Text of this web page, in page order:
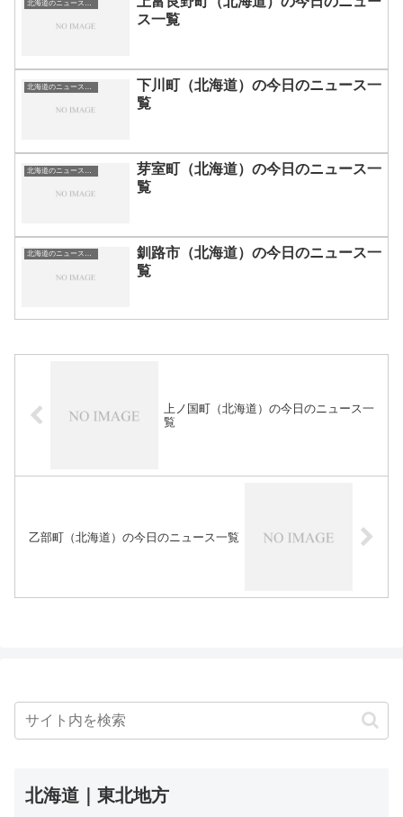
ス一覧
下川町（北海道）の今日のニュース一
覧
芽室町（北海道）の今日のニュース一
覧
北海道のニュース一覧
釧路市（北海道）の今日のニュース一
覧
上ノ国町（北海道）の今日のニュース一
覧
乙部町（北海道）の今日のニュース一覧
北海道｜東北地方